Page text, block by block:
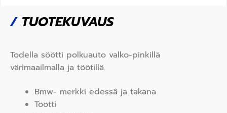
/TUOTEKUVAUS
Todella söötti polkuauto valko-pinkillä
värimaailmalla ja töötillä.
Bmw- merkki edessä ja takana
Töötti